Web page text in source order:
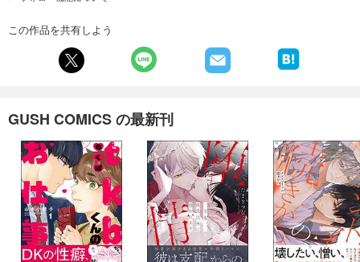
この作品を共有しよう
GUSH COMICS の最新刊